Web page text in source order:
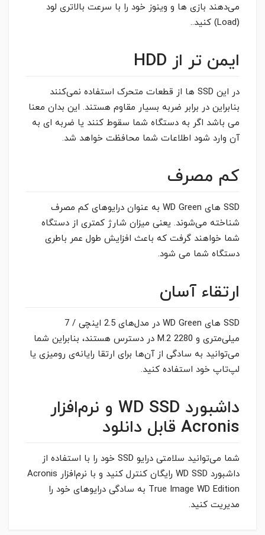
می‌دهند بازی ها و وینوز خود را با سرعت بالاتری لود
(Load) کنید..
ایمن تر از HDD
در این SSD ها از قطعات متحرک استفاده نمی‌کنند
بنابراین در برابر ضربه بسیار مقاوم هستند. این بدان معنا
می باشد اگر به دستگاه شما سقوط کنند یا ضربه ای به
آن وارد شود اطلاعات شما محافظت خواهد شد.
کم مصرف
SSD های WD Green به عنوان درایوهای کم مصرف
شناخته می‌شوند. یعنی میزان شارژ کمتری از دستگاه
شما خواهند گرفت که باعث افزایش طول عمر باطری
دستگاه شما می شود.
ارتقاء آسان
SSD های WD Green در مدل‌های 2.5 اینچی / 7
میلی‌متری و M.2 2280 در دسترس هستند، بنابراین شما
می‌توانید به سادگی از آن‌ها برای ارتقا رایانه‌ی رومیزی یا
لپ‌تاپ خود استفاده کنید.
داشبورد WD SSD و نرم‌افزار
Acronis قابل دانلود
شما می‌توانید سلامتی درایو SSD خود را با استفاده از
داشبورد WD SSD رایگان کنترل کنید و با نرم‌افزار Acronis
True Image WD Edition به سادگی درایو‌های خود را
مدیریت کنید.